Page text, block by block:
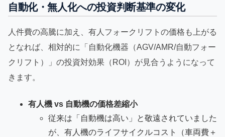
自動化・無人化への投資判断基準の変化
人件費の高騰に加え、有人フォークリフトの価格も上がる
となれば、相対的に「自動化機器（AGV/AMR/自動フォー
クリフト）」の投資対効果（ROI）が見合うようになって
きます。
有人機 vs 自動機の価格差縮小
従来は「自動機は高い」と敬遠されていました
が、有人機のライフサイクルコスト（車両費＋